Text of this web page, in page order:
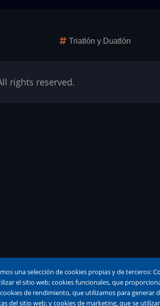
una selección de cookies propias y de terceros:
el sitio web; cookies funcionales, que
de rendimiento, que utilizamos para generar
del sitio web; y cookies de marketing, que se
Triatlón y Duatlón
rights reserved.